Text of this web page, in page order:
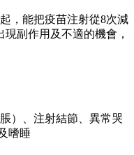
，能把疫苗注射從8次減
副作用及不適的機會，
）、注射結節、異常哭
嗜睡